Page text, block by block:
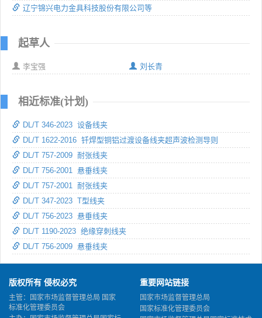
辽宁锦兴电力金具科技股份有限公司等
起草人
李宝强 刘长青
相近标准(计划)
DL/T 346-2023 设备线夹
DL/T 1622-2016 钎焊型铜铝过渡设备线夹超声波检测导则
DL/T 757-2009 耐张线夹
DL/T 756-2001 悬垂线夹
DL/T 757-2001 耐张线夹
DL/T 347-2023 T型线夹
DL/T 756-2023 悬垂线夹
DL/T 1190-2023 绝缘穿刺线夹
DL/T 756-2009 悬垂线夹
版权所有 侵权必究
主管：国家市场监督管理总局 国家
标准化管理委员会
重要网站链接
国家市场监督管理总局
国家标准化管理委员会